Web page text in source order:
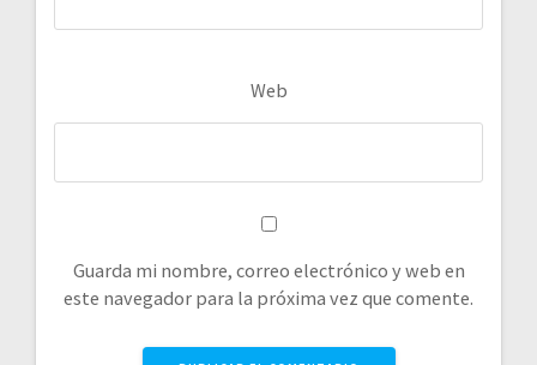
Web
Guarda mi nombre, correo electrónico y web en
este navegador para la próxima vez que comente.